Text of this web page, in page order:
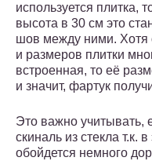
используется плитка,
высота в 30 см это
шов между ними. Хотя
и размеров плитки
встроенная, то её
и значит, фартук
Это важно учитывать,
скиналь из стекла т.к.
обойдется немного